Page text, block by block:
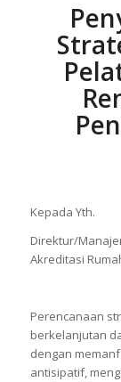
Kepada Yth.
Direktur/
Akreditasi
Perencanaan
berkelanjutan
dengan
antisipatif,